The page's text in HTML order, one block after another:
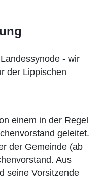
- wir
der Lippischen
einem in der Regel
geleitet.
der Gemeinde (ab
Aus
seine Vorsitzende